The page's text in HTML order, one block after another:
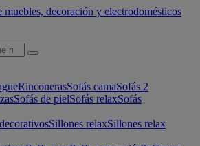
RinconerasSofás camaSofás 2
Sofás de pielSofás relaxSofás
Sillones relaxSillones relax